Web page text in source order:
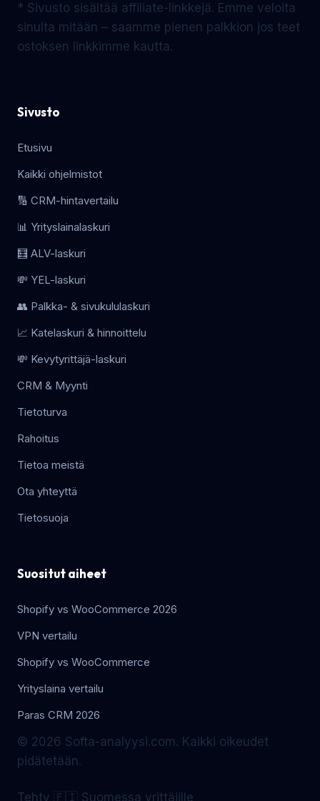
* Sivusto sisältää affiliate-linkkejä. Emme veloita
sinulta mitään – saamme pienen palkkion jos teet
ostoksen linkkimme kautta.
Sivusto
Etusivu
Kaikki ohjelmistot
🔢 CRM-hintavertailu
📊 Yrityslainalaskuri
🧮 ALV-laskuri
💸 YEL-laskuri
👥 Palkka- & sivukululaskuri
📈 Katelaskuri & hinnoittelu
💸 Kevytyrittäjä-laskuri
CRM & Myynti
Tietoturva
Rahoitus
Tietoa meistä
Ota yhteyttä
Tietosuoja
Suositut aiheet
Shopify vs WooCommerce 2026
VPN vertailu
Shopify vs WooCommerce
Yrityslaina vertailu
Paras CRM 2026
© 2026 Softa-analyysi.com. Kaikki oikeudet
pidätetään.
Tehty 🇫🇮 Suomessa yrittäjille